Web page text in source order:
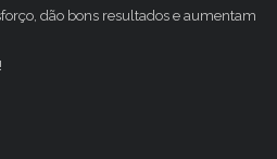
dão bons resultados e aumentam